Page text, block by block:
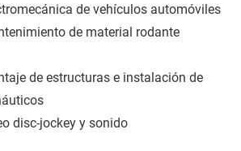
de vehículos automóviles
de material rodante
de estructuras e instalación de
disc-jockey y sonido